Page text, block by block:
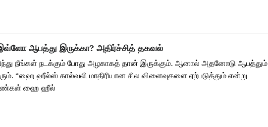
ஆபத்து இருக்கா? அதிர்ச்சித் தகவல்
நீங்கள் நடக்கும் போது அழகாகத் தான் இருக்கும். ஆனால் அதனோடு ஆபத்தும்
“ஹை ஹீல்ஸ் கால்வலி மாதிரியான சில விளைவுகளை ஏற்படுத்தும் என்று
பெண்கள் ஹை ஹீல்